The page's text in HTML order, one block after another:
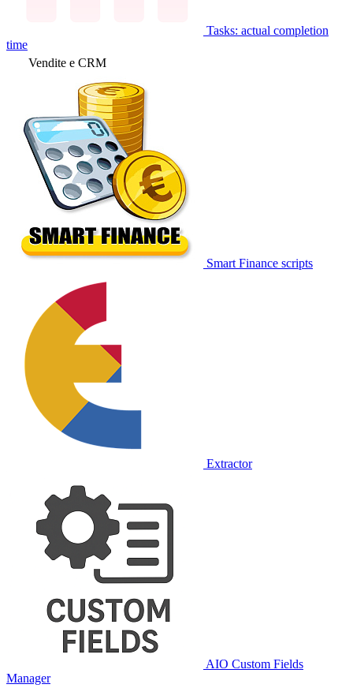
Tasks: actual completion
time
Vendite e CRM
Smart Finance scripts
Extractor
AIO Custom Fields
Manager